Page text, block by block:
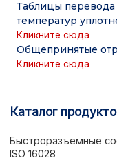
Таблицы
температур
Кликните сюда
Общепринятые
Кликните сюда
Каталог
Быстроразъемные
ISO 16028